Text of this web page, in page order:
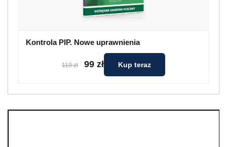
Kontrola PIP. Nowe uprawnienia
119 zł 99 zł Kup teraz